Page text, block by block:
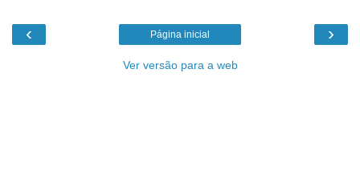
‹ ›
Página inicial
Ver versão para a web